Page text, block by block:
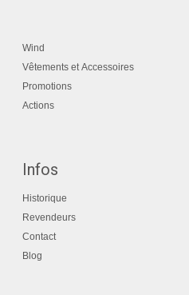
Wind
Vêtements et Accessoires
Promotions
Actions
Infos
Historique
Revendeurs
Contact
Blog